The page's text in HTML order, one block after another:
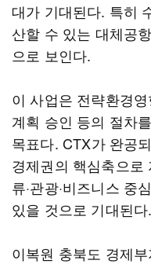
대가 기대된다. 특히
산할 수 있는 대체공
으로 보인다.
이 사업은 전략환경
계획 승인 등의 절차
목표다. CTX가 완공
경제권의 핵심축으로
류·관광·비즈니스 중
있을 것으로 기대된다.
이복원 충북도 경제